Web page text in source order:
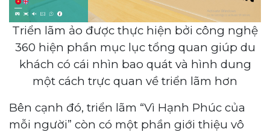
Triển lãm ảo được thực hiện bởi công nghệ
360 hiện phần mục lục tổng quan giúp du
khách có cái nhìn bao quát và hình dung
một cách trực quan về triển lãm hơn
Bên cạnh đó, triển lãm “Vì Hạnh Phúc của
mỗi người” còn có một phần giới thiệu vô